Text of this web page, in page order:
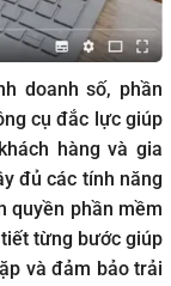
doanh số, phần
cụ đắc lực giúp
hàng và gia
đủ các tính năng
quyền phần mềm
từng bước giúp
và đảm bảo trải